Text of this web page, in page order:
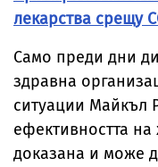
лекарства срещу
Само преди дни
здравна
ситуации Майкъл
ефективността
доказана и може